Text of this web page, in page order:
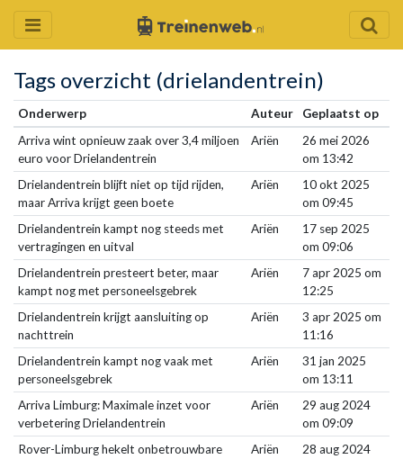
Tags overzicht (drielandentrein)
Onderwerp Auteur
Geplaatst op
Arriva wint opnieuw zaak over 3,4 miljoen
euro voor Drielandentrein
Ariën
26 mei 2026
om 13:42
Drielandentrein blijft niet op tijd rijden,
maar Arriva krijgt geen boete
Ariën
10 okt 2025
om 09:45
Drielandentrein kampt nog steeds met
vertragingen en uitval
Ariën
17 sep 2025
om 09:06
Drielandentrein presteert beter, maar
kampt nog met personeelsgebrek
Ariën
7 apr 2025 om
12:25
Drielandentrein krijgt aansluiting op
nachttrein
Ariën
3 apr 2025 om
11:16
Drielandentrein kampt nog vaak met
personeelsgebrek
Ariën
31 jan 2025
om 13:11
Arriva Limburg: Maximale inzet voor
verbetering Drielandentrein
Ariën
29 aug 2024
om 09:09
Rover-Limburg hekelt onbetrouwbare
Ariën
28 aug 2024